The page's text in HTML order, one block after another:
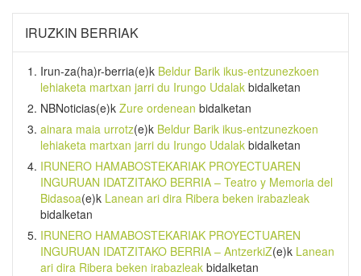
IRUZKIN BERRIAK
Irun-za(ha)r-berria(e)k Beldur Barik ikus-entzunezkoen
lehiaketa martxan jarri du Irungo Udalak bidalketan
NBNoticias(e)k Zure ordenean bidalketan
ainara maia urrotz(e)k Beldur Barik ikus-entzunezkoen
lehiaketa martxan jarri du Irungo Udalak bidalketan
IRUNERO HAMABOSTEKARIAK PROYECTUAREN
INGURUAN IDATZITAKO BERRIA – Teatro y Memoria del
Bidasoa(e)k Lanean ari dira Ribera beken irabazleak
bidalketan
IRUNERO HAMABOSTEKARIAK PROYECTUAREN
INGURUAN IDATZITAKO BERRIA – AntzerkiZ(e)k Lanean
ari dira Ribera beken irabazleak bidalketan